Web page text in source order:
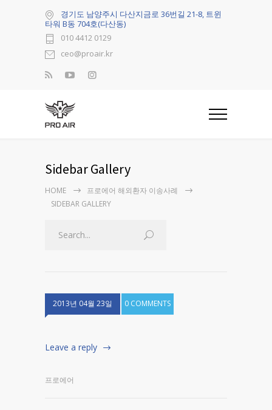
경기도 남양주시 다산지금로 36번길 21-8, 트윈
타워 B동 704호(다산동)
010 4412 0129
ceo@proair.kr
Sidebar Gallery
HOME
프로에어 해외환자 이송사례
SIDEBAR GALLERY
2013년 04월 23일 0 COMMENTS
Leave a reply
프로에어